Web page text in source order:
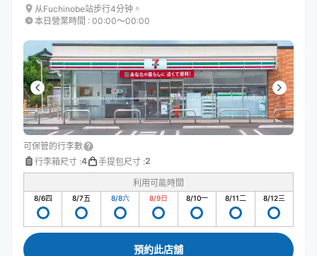
从Fuchinobe站步行4分钟。
本日營業時間 : 00:00〜00:00
可保管的行李數
行李箱尺寸 :4 手提包尺寸 :2
利用可能時間
8/6四 8/7五 8/8六 8/9日 8/10一 8/11二 8/12三
預約此店舖